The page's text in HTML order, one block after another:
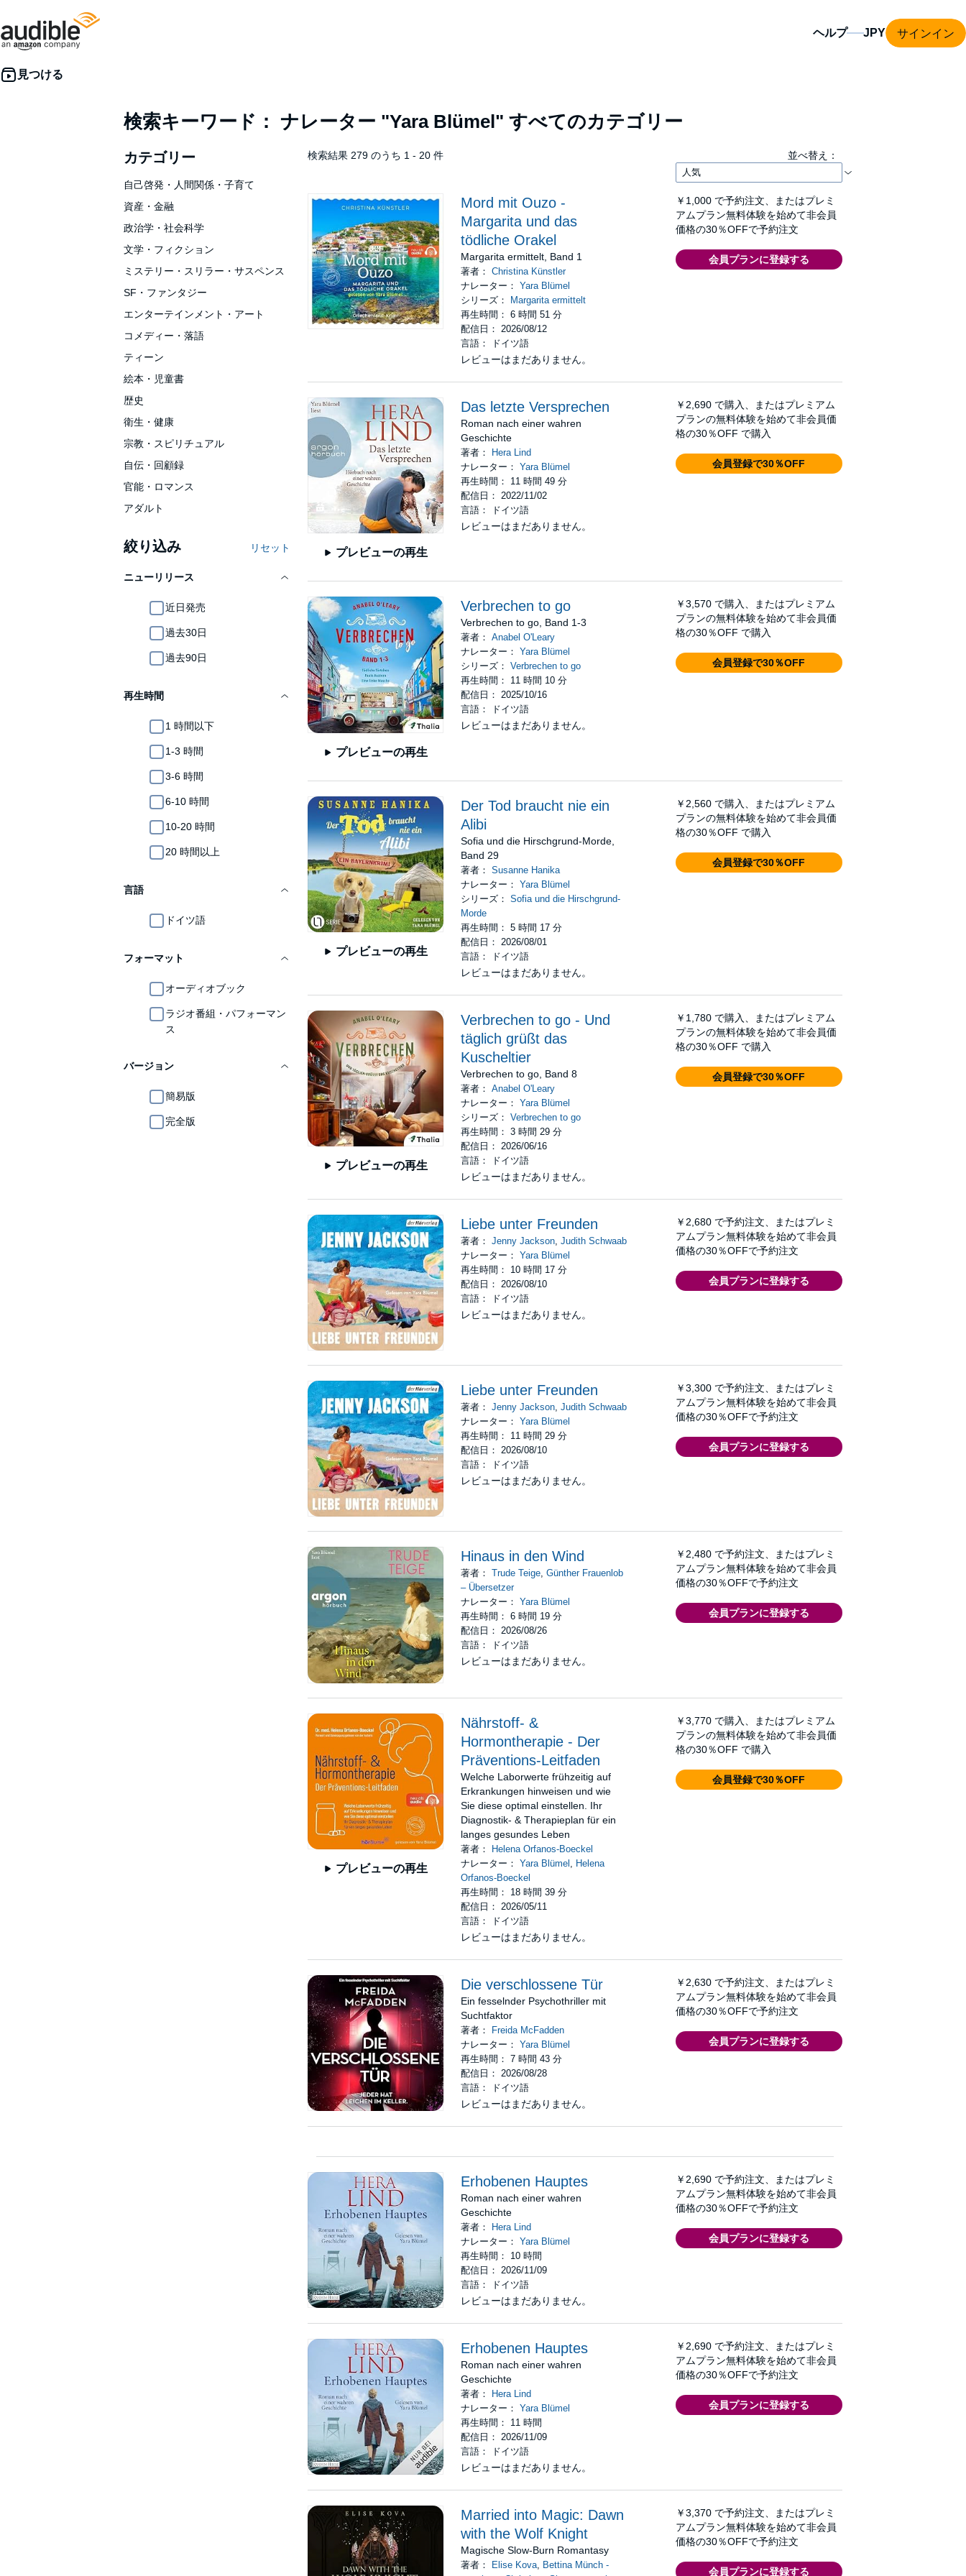
ヘルプ サインイン
検索キーワード： ナレーター "Yara Blümel" すべてのカテゴリー
カテゴリー
自己啓発・人間関係・子育て
資産・金融
政治学・社会科学
文学・フィクション
ミステリー・スリラー・サスペンス
SF・ファンタジー
エンターテインメント・アート
コメディー・落語
ティーン
絵本・児童書
歴史
衛生・健康
宗教・スピリチュアル
自伝・回顧録
官能・ロマンス
アダルト
絞り込み リセット
ニューリリース
近日発売
過去30日
過去90日
再生時間
1 時間以下
1-3 時間
3-6 時間
6-10 時間
10-20 時間
20 時間以上
言語
ドイツ語
フォーマット
オーディオブック
ラジオ番組・パフォーマン
ス
バージョン
簡易版
完全版
検索結果 279 のうち 1 - 20 件 並べ替え：
Mord mit Ouzo -
Margarita und das
tödliche Orakel
Margarita ermittelt, Band 1
著者：Christina Künstler
ナレーター：Yara Blümel
シリーズ：
Margarita ermittelt
再生時間： 6 時間 51 分
配信日： 2026/08/12
言語： ドイツ語
レビューはまだありません。
￥1,000 で予約注文、またはプレミ
アムプラン無料体験を始めて非会員
価格の30％OFFで予約注文
会員プランに登録する
プレビューの再生
Das letzte Versprechen
Roman nach einer wahren
Geschichte
著者：
Hera Lind
ナレーター：Yara Blümel
再生時間： 11 時間 49 分
配信日： 2022/11/02
言語： ドイツ語
レビューはまだありません。
￥2,690 で購入、またはプレミアム
プランの無料体験を始めて非会員価
格の30％OFF で購入
会員登録で30％OFF
プレビューの再生
Verbrechen to go
Verbrechen to go, Band 1-3
著者：Anabel O'Leary
ナレーター：Yara Blümel
シリーズ：Verbrechen to go
再生時間： 11 時間 10 分
配信日： 2025/10/16
言語： ドイツ語
レビューはまだありません。
￥3,570 で購入、またはプレミアム
プランの無料体験を始めて非会員価
格の30％OFF で購入
会員登録で30％OFF
プレビューの再生
Der Tod braucht nie ein
Alibi
Sofia und die Hirschgrund-Morde,
Band 29
著者：Susanne Hanika
ナレーター：Yara Blümel
シリーズ：Sofia und die Hirschgrund-
Morde
再生時間： 5 時間 17 分
配信日： 2026/08/01
言語： ドイツ語
レビューはまだありません。
￥2,560 で購入、またはプレミアム
プランの無料体験を始めて非会員価
格の30％OFF で購入
会員登録で30％OFF
プレビューの再生
Verbrechen to go - Und
täglich grüßt das
Kuscheltier
Verbrechen to go, Band 8
著者：Anabel O'Leary
ナレーター：Yara Blümel
シリーズ：Verbrechen to go
再生時間： 3 時間 29 分
配信日： 2026/06/16
言語： ドイツ語
レビューはまだありません。
￥1,780 で購入、またはプレミアム
プランの無料体験を始めて非会員価
格の30％OFF で購入
会員登録で30％OFF
Liebe unter Freunden
著者：Jenny Jackson ,Judith Schwaab
ナレーター：Yara Blümel
再生時間： 10 時間 17 分
配信日： 2026/08/10
言語： ドイツ語
レビューはまだありません。
￥2,680 で予約注文、またはプレミ
アムプラン無料体験を始めて非会員
価格の30％OFFで予約注文
会員プランに登録する
Liebe unter Freunden
著者：Jenny Jackson ,Judith Schwaab
ナレーター：Yara Blümel
再生時間： 11 時間 29 分
配信日： 2026/08/10
言語： ドイツ語
レビューはまだありません。
￥3,300 で予約注文、またはプレミ
アムプラン無料体験を始めて非会員
価格の30％OFFで予約注文
会員プランに登録する
Hinaus in den Wind
著者：Trude Teige,Günther Frauenlob
– Übersetzer
ナレーター：Yara Blümel
再生時間： 6 時間 19 分
配信日： 2026/08/26
言語： ドイツ語
レビューはまだありません。
￥2,480 で予約注文、またはプレミ
アムプラン無料体験を始めて非会員
価格の30％OFFで予約注文
会員プランに登録する
プレビューの再生
Nährstoff- &
Hormontherapie - Der
Präventions-Leitfaden
Welche Laborwerte frühzeitig auf
Erkrankungen hinweisen und wie
Sie diese optimal einstellen. Ihr
Diagnostik- & Therapieplan für ein
langes gesundes Leben
著者： Helena Orfanos-Boeckel
ナレーター：Yara Blümel
Helena
Orfanos-Boeckel
再生時間： 18 時間 39 分
配信日： 2026/05/11
言語： ドイツ語
レビューはまだありません。
￥3,770 で購入、またはプレミアム
プランの無料体験を始めて非会員価
格の30％OFF で購入
会員登録で30％OFF
Die verschlossene Tür
Ein fesselnder Psychothriller mit
Suchtfaktor
著者： Freida McFadden
ナレーター：Yara Blümel
再生時間： 7 時間 43 分
配信日： 2026/08/28
言語： ドイツ語
レビューはまだありません。
￥2,630 で予約注文、またはプレミ
アムプラン無料体験を始めて非会員
価格の30％OFFで予約注文
会員プランに登録する
Erhobenen Hauptes
Roman nach einer wahren
Geschichte
著者： Hera Lind
ナレーター：Yara Blümel
再生時間： 10 時間
配信日： 2026/11/09
言語： ドイツ語
レビューはまだありません。
￥2,690 で予約注文、またはプレミ
アムプラン無料体験を始めて非会員
価格の30％OFFで予約注文
会員プランに登録する
Erhobenen Hauptes
Roman nach einer wahren
Geschichte
著者： Hera Lind
ナレーター：Yara Blümel
再生時間： 11 時間
配信日： 2026/11/09
言語： ドイツ語
レビューはまだありません。
￥2,690 で予約注文、またはプレミ
アムプラン無料体験を始めて非会員
価格の30％OFFで予約注文
会員プランに登録する
Married into Magic: Dawn
with the Wolf Knight
Magische Slow-Burn Romantasy
著者： Elise Kova Bettina Münch -
￥3,370 で予約注文、またはプレミ
アムプラン無料体験を始めて非会員
価格の30％OFFで予約注文
会員プランに登録する